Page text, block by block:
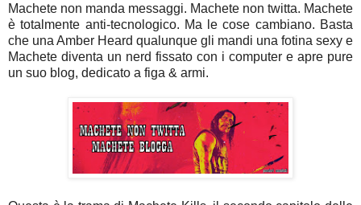
Machete non manda messaggi. Machete non twitta. Machete
è totalmente anti-tecnologico. Ma le cose cambiano. Basta
che una Amber Heard qualunque gli mandi una fotina sexy e
Machete diventa un nerd fissato con i computer e apre pure
un suo blog, dedicato a figa & armi.